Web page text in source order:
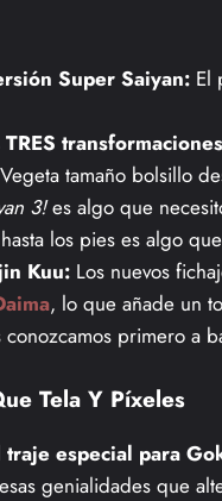
Super Saiyan:El
tamaño bolsillo
3!es algo que
los pies es algo
Kuu:Los nuevos
, lo que añade un
primero a
Tela Y Píxeles
traje especial para
genialidades que